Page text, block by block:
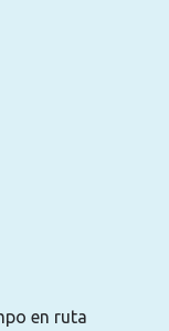
en ruta